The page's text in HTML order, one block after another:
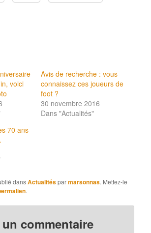
voici
Avis de recherche : vous
connaissez ces joueurs de
foot ?
30 novembre 2016
Dans "Actualités"
70 ans
dansActualitésparmarsonnas. Mettez-le
.
commentaire